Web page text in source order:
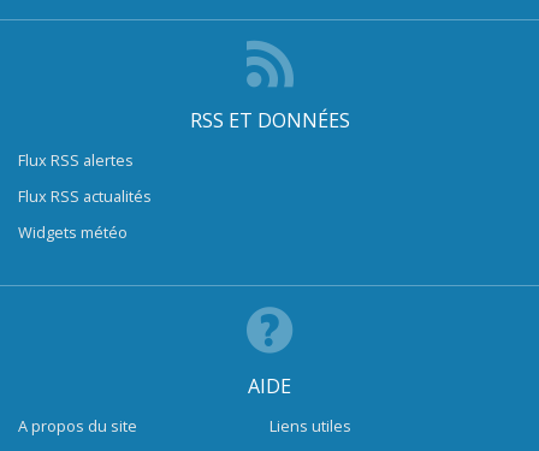
RSS ET DONNÉES
Flux RSS alertes
Flux RSS actualités
Widgets météo
AIDE
A propos du site
Liens utiles